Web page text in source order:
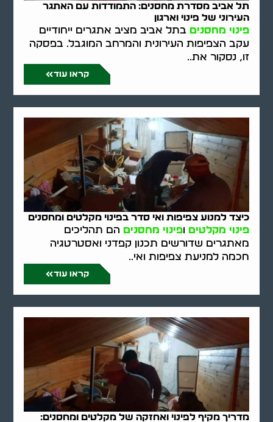
תל אביב מסדרת מחסנים: התמודדות עם האתגר
העירוני של פינוי וארגון
פינוי מחסנים בתל אביב מציב אתגרים ייחודיים
עקב הצפיפות העירונית והמרחב המוגבל. בפסקה
זו, נסקור את..
קראו עוד
כיצד למנוע צפיפות ואי סדר בפינוי מקלטים ומחסנים
פינוי מקלטים ופינוי מחסנים הם תהליכים
מאתגרים שדורשים תכנון קפדני ואסטרטגיה
חכמה למניעת צפיפות ואי..
קראו עוד
מדריך מקיף לפינוי ואחזקה של מקלטים ומחסנים: